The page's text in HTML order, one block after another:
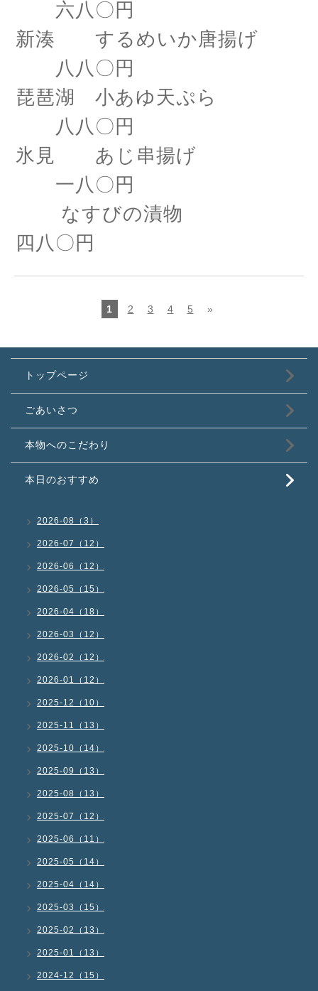
六八〇円
新湊 するめいか唐揚げ
八八〇円
琵琶湖 小あゆ天ぷら
八八〇円
氷見 あじ串揚げ
一八〇円
なすびの漬物
四八〇円
1 2 3 4 5 »
トップページ
ごあいさつ
本物へのこだわり
本日のおすすめ
2026-08（3）
2026-07（12）
2026-06（12）
2026-05（15）
2026-04（18）
2026-03（12）
2026-02（12）
2026-01（12）
2025-12（10）
2025-11（13）
2025-10（14）
2025-09（13）
2025-08（13）
2025-07（12）
2025-06（11）
2025-05（14）
2025-04（14）
2025-03（15）
2025-02（13）
2025-01（13）
2024-12（15）